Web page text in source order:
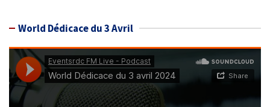
World Dédicace du 3 Avril